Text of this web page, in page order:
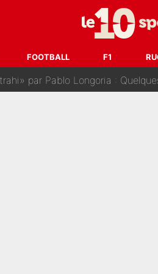
FOOTBALL F1
sur Lucas Chevalier !» : Le débat
: «Ils n’étaient pas proches», les
Pablo Longoria : Quelques semaines